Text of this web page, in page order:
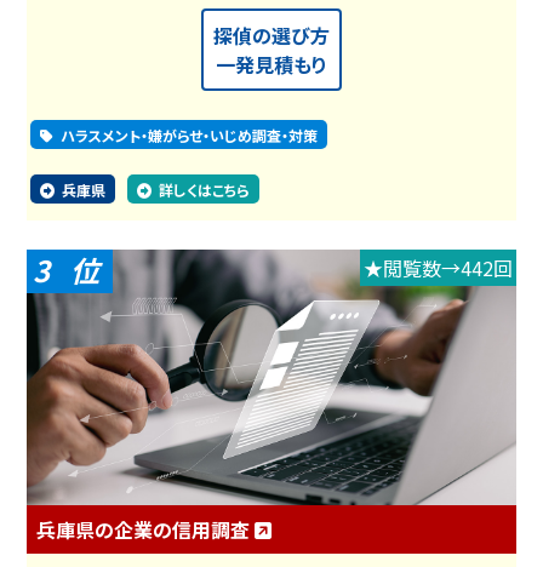
探偵の選び方
一発見積もり
ハラスメント・嫌がらせ・いじめ調査・対策
兵庫県 詳しくはこちら
3 ★閲覧数→442回
兵庫県の企業の信用調査